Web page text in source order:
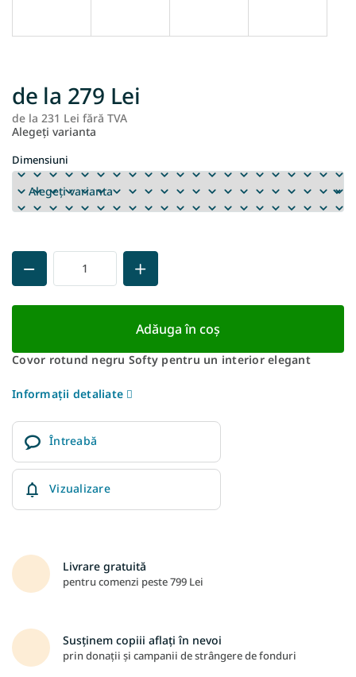
de la 279 Lei
de la 231 Lei fără TVA
Alegeţi varianta
Dimensiuni
Adăuga în coş
Covor rotund negru Softy pentru un interior elegant
Informaţii detaliate
Întreabă
Vizualizare
Livrare gratuită
pentru comenzi peste 799 Lei
Susținem copiii aflați în nevoi
prin donații și campanii de strângere de fonduri